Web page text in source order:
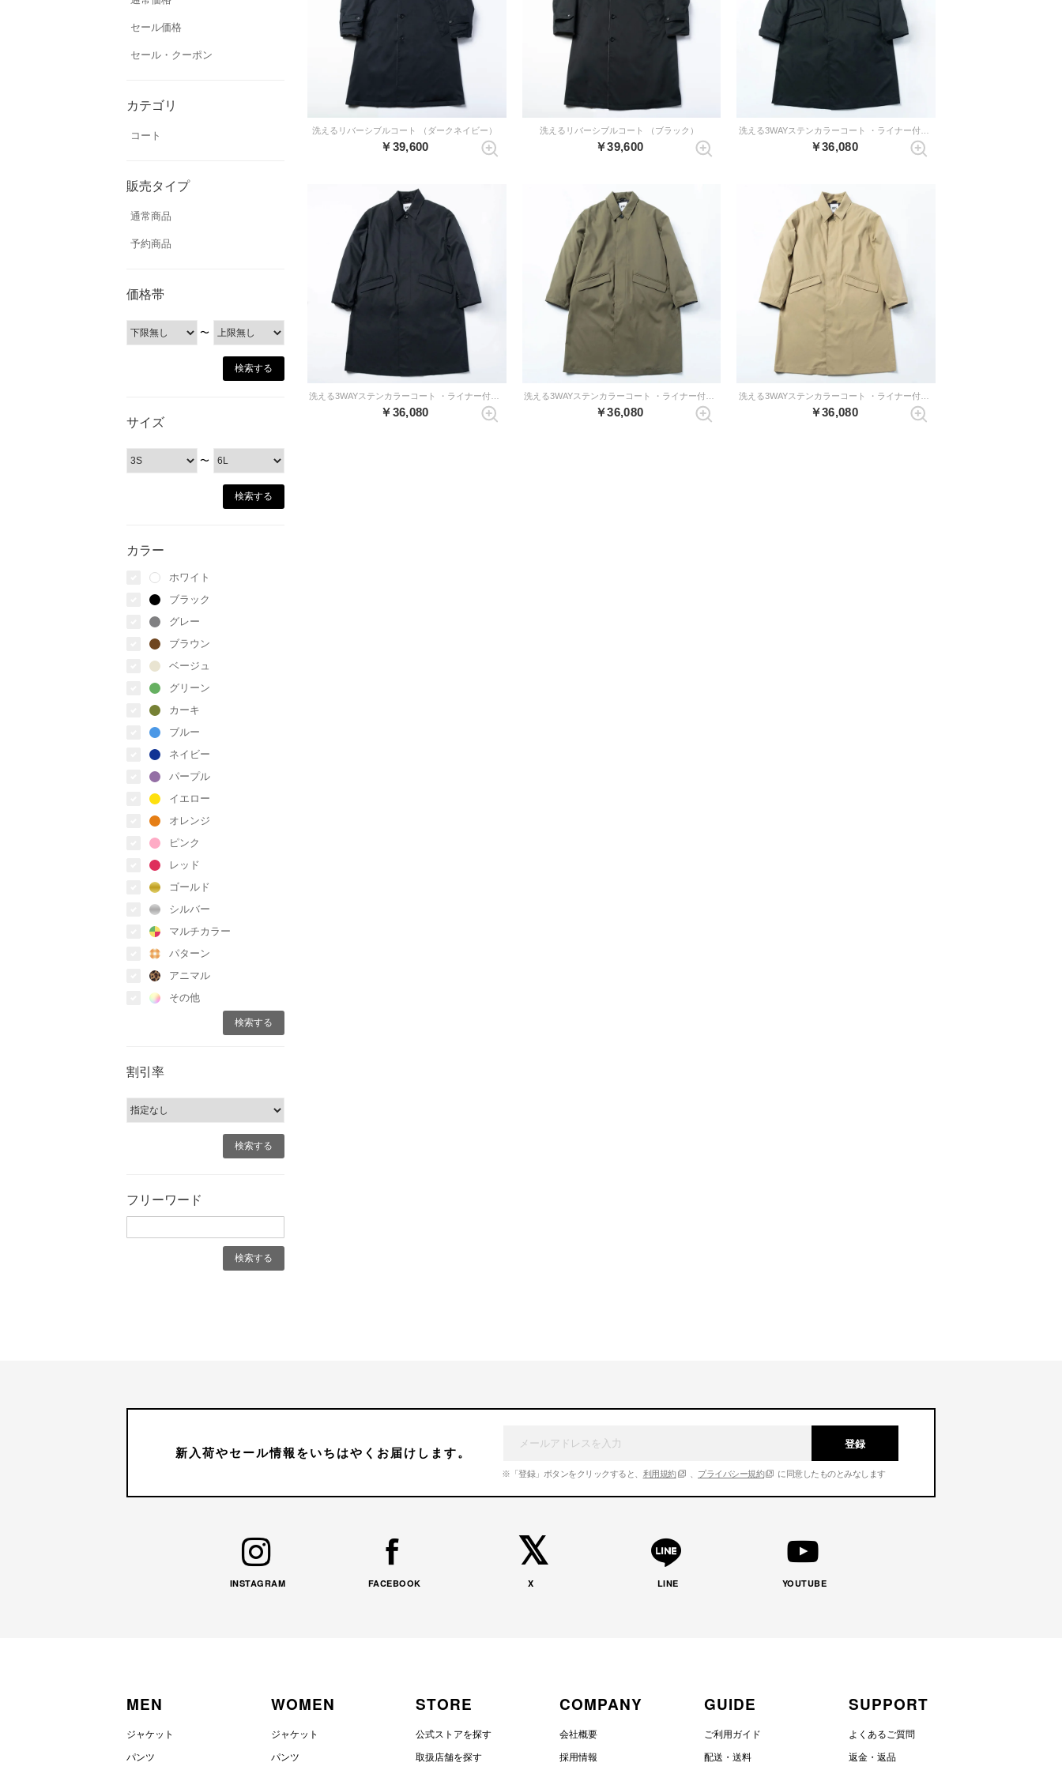
セール価格
セール・クーポン
カテゴリ
コート
販売タイプ
通常商品
予約商品
価格帯
〜
サイズ
〜
カラー
ホワイト
ブラック
グレー
ブラウン
ベージュ
グリーン
カーキ
ブルー
ネイビー
パープル
イエロー
オレンジ
ピンク
レッド
ゴールド
シルバー
マルチカラー
パターン
アニマル
その他
割引率
フリーワード
洗えるリバーシブルコート （ダークネイビー）
￥39,600
洗えるリバーシブルコート （ブラック）
￥39,600
洗える3WAYステンカラーコート ・ライナー付き （ブラック）
￥36,080
￥36,080 ￥36,080
洗える3WAYステンカラーコート ・ライナー付き （ベージュ）
￥36,080
新入荷やセール情報をいちはやくお届けします。
登録
※「登録」ボタンをクリックすると、 利用規約 プライバシー規約 に同意したものとみなします
INSTAGRAM FACEBOOK X LINE YOUTUBE
MEN
ジャケット
パンツ
WOMEN
ジャケット
パンツ
STORE
公式ストアを探す
取扱店舗を探す
COMPANY
会社概要
採用情報
GUIDE
ご利用ガイド
配送・送料
SUPPORT
よくあるご質問
返金・返品